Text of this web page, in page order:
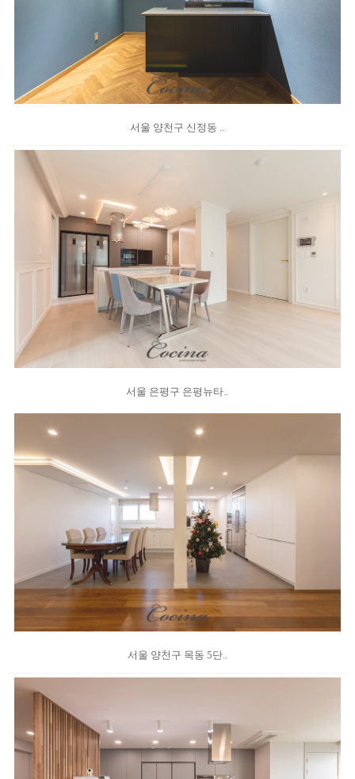
서울 양천구 신정동 ..
서울 은평구 은평뉴타..
서울 양천구 목동 5단..